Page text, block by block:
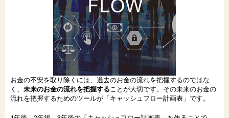
お金の不安を取り除くには、過去のお金の流れを把握するのではな
く、 未来のお金の流れを把握する ことが大切です。その未来のお金の
流れを把握するためのツールが「キャッシュフロー計画表」です。